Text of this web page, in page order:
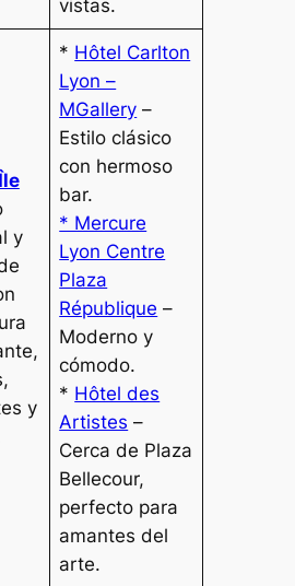
vistas.
y
y
* Hôtel Carlton
Lyon –
MGallery –
Estilo clásico
con hermoso
bar.
* Mercure
Lyon Centre
Plaza
République –
Moderno y
cómodo.
* Hôtel des
Artistes –
Cerca de Plaza
Bellecour,
perfecto para
amantes del
arte.